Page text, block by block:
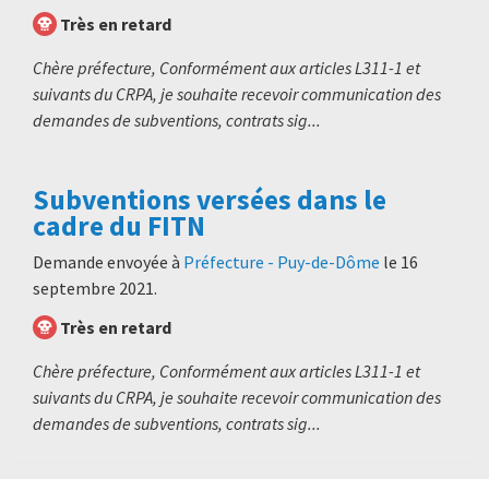
Très en retard
Chère préfecture, Conformément aux articles L311-1 et
suivants du CRPA, je souhaite recevoir communication des
demandes de subventions, contrats sig...
Subventions versées dans le
cadre du FITN
Demande envoyée à Préfecture - Puy-de-Dôme le 16
septembre 2021.
Très en retard
Chère préfecture, Conformément aux articles L311-1 et
suivants du CRPA, je souhaite recevoir communication des
demandes de subventions, contrats sig...